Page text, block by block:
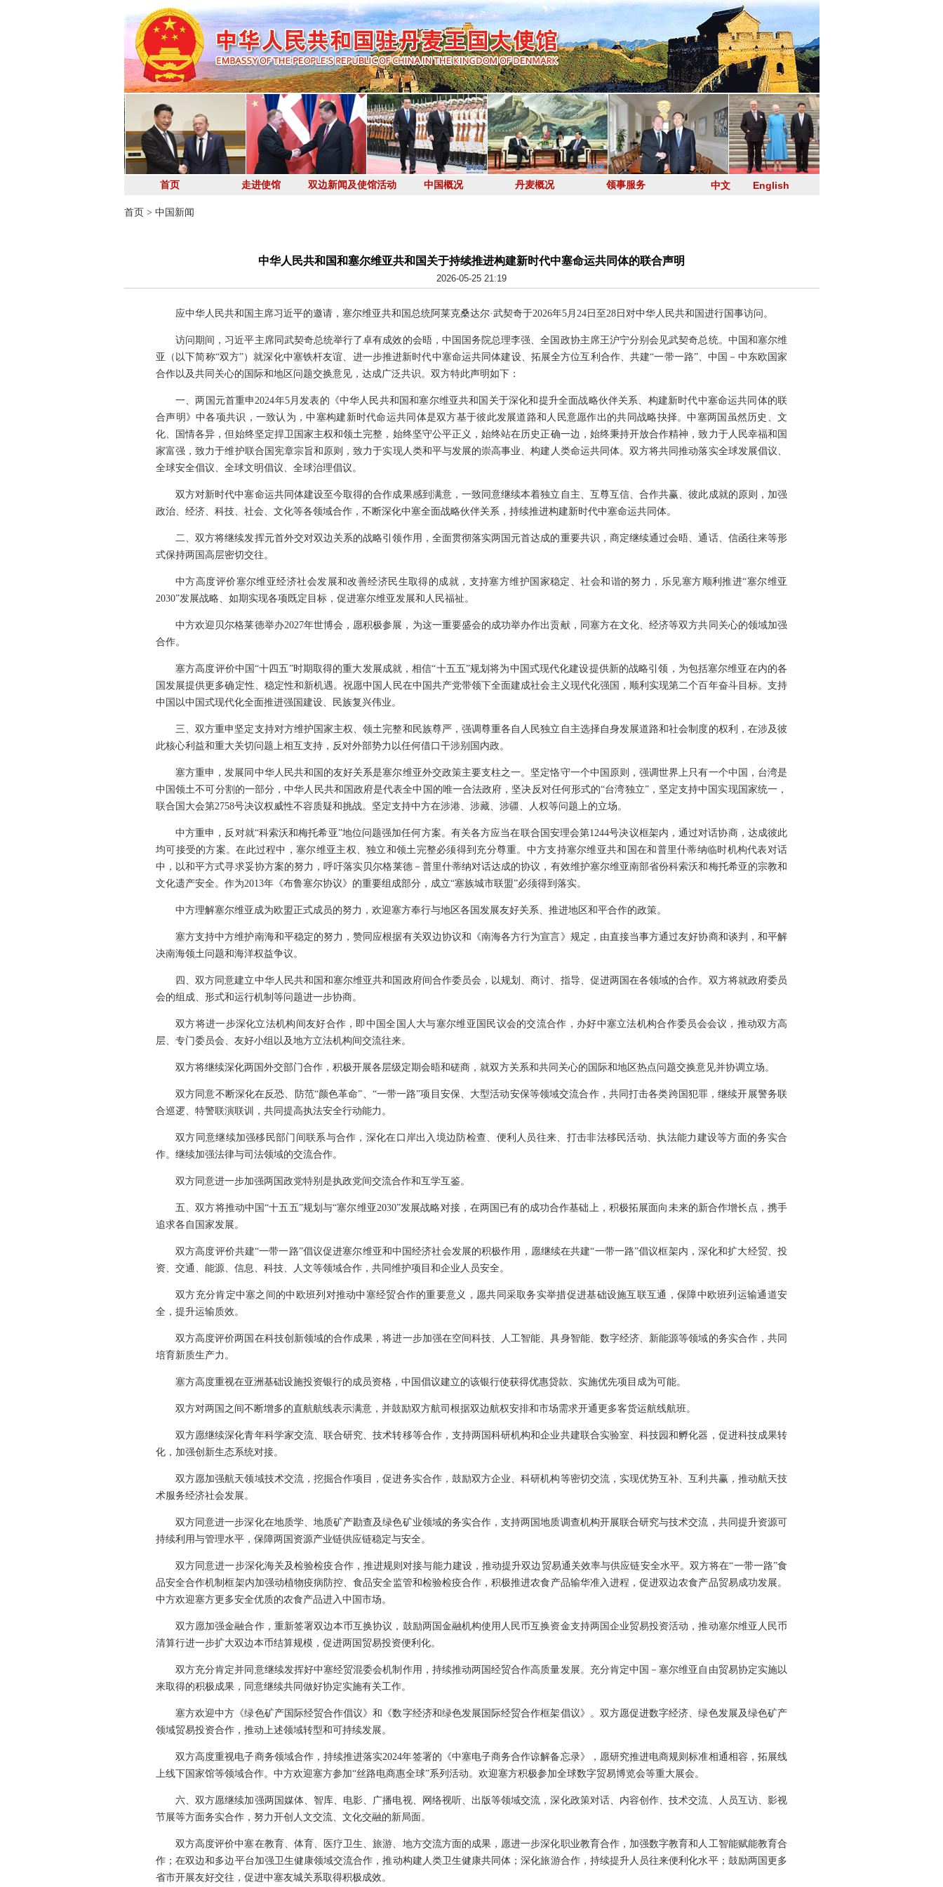
首页 走进使馆 双边新闻及使馆活动 中国概况 丹麦概况 领事服务 中文 English
首页 > 中国新闻
中华人民共和国和塞尔维亚共和国关于持续推进构建新时代中塞命运共同体的联合声明
2026-05-25 21:19
应中华人民共和国主席习近平的邀请，塞尔维亚共和国总统阿莱克桑达尔·武契奇于2026年5月24日至28日对中华人民共和国进行国事访问。
访问期间，习近平主席同武契奇总统举行了卓有成效的会晤，中国国务院总理李强、全国政协主席王沪宁分别会见武契奇总统。中国和塞尔维
亚（以下简称“双方”）就深化中塞铁杆友谊、进一步推进新时代中塞命运共同体建设、拓展全方位互利合作、共建“一带一路”、中国－中东欧国家
合作以及共同关心的国际和地区问题交换意见，达成广泛共识。双方特此声明如下：
一、两国元首重申2024年5月发表的《中华人民共和国和塞尔维亚共和国关于深化和提升全面战略伙伴关系、构建新时代中塞命运共同体的联
合声明》中各项共识，一致认为，中塞构建新时代命运共同体是双方基于彼此发展道路和人民意愿作出的共同战略抉择。中塞两国虽然历史、文
化、国情各异，但始终坚定捍卫国家主权和领土完整，始终坚守公平正义，始终站在历史正确一边，始终秉持开放合作精神，致力于人民幸福和国
家富强，致力于维护联合国宪章宗旨和原则，致力于实现人类和平与发展的崇高事业、构建人类命运共同体。双方将共同推动落实全球发展倡议、
全球安全倡议、全球文明倡议、全球治理倡议。
双方对新时代中塞命运共同体建设至今取得的合作成果感到满意，一致同意继续本着独立自主、互尊互信、合作共赢、彼此成就的原则，加强
政治、经济、科技、社会、文化等各领域合作，不断深化中塞全面战略伙伴关系，持续推进构建新时代中塞命运共同体。
二、双方将继续发挥元首外交对双边关系的战略引领作用，全面贯彻落实两国元首达成的重要共识，商定继续通过会晤、通话、信函往来等形
式保持两国高层密切交往。
中方高度评价塞尔维亚经济社会发展和改善经济民生取得的成就，支持塞方维护国家稳定、社会和谐的努力，乐见塞方顺利推进“塞尔维亚
2030”发展战略、如期实现各项既定目标，促进塞尔维亚发展和人民福祉。
中方欢迎贝尔格莱德举办2027年世博会，愿积极参展，为这一重要盛会的成功举办作出贡献，同塞方在文化、经济等双方共同关心的领域加强
合作。
塞方高度评价中国“十四五”时期取得的重大发展成就，相信“十五五”规划将为中国式现代化建设提供新的战略引领，为包括塞尔维亚在内的各
国发展提供更多确定性、稳定性和新机遇。祝愿中国人民在中国共产党带领下全面建成社会主义现代化强国，顺利实现第二个百年奋斗目标。支持
中国以中国式现代化全面推进强国建设、民族复兴伟业。
三、双方重申坚定支持对方维护国家主权、领土完整和民族尊严，强调尊重各自人民独立自主选择自身发展道路和社会制度的权利，在涉及彼
此核心利益和重大关切问题上相互支持，反对外部势力以任何借口干涉别国内政。
塞方重申，发展同中华人民共和国的友好关系是塞尔维亚外交政策主要支柱之一。坚定恪守一个中国原则，强调世界上只有一个中国，台湾是
中国领土不可分割的一部分，中华人民共和国政府是代表全中国的唯一合法政府，坚决反对任何形式的“台湾独立”，坚定支持中国实现国家统一，
联合国大会第2758号决议权威性不容质疑和挑战。坚定支持中方在涉港、涉藏、涉疆、人权等问题上的立场。
中方重申，反对就“科索沃和梅托希亚”地位问题强加任何方案。有关各方应当在联合国安理会第1244号决议框架内，通过对话协商，达成彼此
均可接受的方案。在此过程中，塞尔维亚主权、独立和领土完整必须得到充分尊重。中方支持塞尔维亚共和国在和普里什蒂纳临时机构代表对话
中，以和平方式寻求妥协方案的努力，呼吁落实贝尔格莱德－普里什蒂纳对话达成的协议，有效维护塞尔维亚南部省份科索沃和梅托希亚的宗教和
文化遗产安全。作为2013年《布鲁塞尔协议》的重要组成部分，成立“塞族城市联盟”必须得到落实。
中方理解塞尔维亚成为欧盟正式成员的努力，欢迎塞方奉行与地区各国发展友好关系、推进地区和平合作的政策。
塞方支持中方维护南海和平稳定的努力，赞同应根据有关双边协议和《南海各方行为宣言》规定，由直接当事方通过友好协商和谈判，和平解
决南海领土问题和海洋权益争议。
四、双方同意建立中华人民共和国和塞尔维亚共和国政府间合作委员会，以规划、商讨、指导、促进两国在各领域的合作。双方将就政府委员
会的组成、形式和运行机制等问题进一步协商。
双方将进一步深化立法机构间友好合作，即中国全国人大与塞尔维亚国民议会的交流合作，办好中塞立法机构合作委员会会议，推动双方高
层、专门委员会、友好小组以及地方立法机构间交流往来。
双方将继续深化两国外交部门合作，积极开展各层级定期会晤和磋商，就双方关系和共同关心的国际和地区热点问题交换意见并协调立场。
双方同意不断深化在反恐、防范“颜色革命”、“一带一路”项目安保、大型活动安保等领域交流合作，共同打击各类跨国犯罪，继续开展警务联
合巡逻、特警联演联训，共同提高执法安全行动能力。
双方同意继续加强移民部门间联系与合作，深化在口岸出入境边防检查、便利人员往来、打击非法移民活动、执法能力建设等方面的务实合
作。继续加强法律与司法领域的交流合作。
双方同意进一步加强两国政党特别是执政党间交流合作和互学互鉴。
五、双方将推动中国“十五五”规划与“塞尔维亚2030”发展战略对接，在两国已有的成功合作基础上，积极拓展面向未来的新合作增长点，携手
追求各自国家发展。
双方高度评价共建“一带一路”倡议促进塞尔维亚和中国经济社会发展的积极作用，愿继续在共建“一带一路”倡议框架内，深化和扩大经贸、投
资、交通、能源、信息、科技、人文等领域合作，共同维护项目和企业人员安全。
双方充分肯定中塞之间的中欧班列对推动中塞经贸合作的重要意义，愿共同采取务实举措促进基础设施互联互通，保障中欧班列运输通道安
全，提升运输质效。
双方高度评价两国在科技创新领域的合作成果，将进一步加强在空间科技、人工智能、具身智能、数字经济、新能源等领域的务实合作，共同
培育新质生产力。
塞方高度重视在亚洲基础设施投资银行的成员资格，中国倡议建立的该银行使获得优惠贷款、实施优先项目成为可能。
双方对两国之间不断增多的直航航线表示满意，并鼓励双方航司根据双边航权安排和市场需求开通更多客货运航线航班。
双方愿继续深化青年科学家交流、联合研究、技术转移等合作，支持两国科研机构和企业共建联合实验室、科技园和孵化器，促进科技成果转
化，加强创新生态系统对接。
双方愿加强航天领域技术交流，挖掘合作项目，促进务实合作，鼓励双方企业、科研机构等密切交流，实现优势互补、互利共赢，推动航天技
术服务经济社会发展。
双方同意进一步深化在地质学、地质矿产勘查及绿色矿业领域的务实合作，支持两国地质调查机构开展联合研究与技术交流，共同提升资源可
持续利用与管理水平，保障两国资源产业链供应链稳定与安全。
双方同意进一步深化海关及检验检疫合作，推进规则对接与能力建设，推动提升双边贸易通关效率与供应链安全水平。双方将在“一带一路”食
品安全合作机制框架内加强动植物疫病防控、食品安全监管和检验检疫合作，积极推进农食产品输华准入进程，促进双边农食产品贸易成功发展。
中方欢迎塞方更多安全优质的农食产品进入中国市场。
双方愿加强金融合作，重新签署双边本币互换协议，鼓励两国金融机构使用人民币互换资金支持两国企业贸易投资活动，推动塞尔维亚人民币
清算行进一步扩大双边本币结算规模，促进两国贸易投资便利化。
双方充分肯定并同意继续发挥好中塞经贸混委会机制作用，持续推动两国经贸合作高质量发展。充分肯定中国－塞尔维亚自由贸易协定实施以
来取得的积极成果，同意继续共同做好协定实施有关工作。
塞方欢迎中方《绿色矿产国际经贸合作倡议》和《数字经济和绿色发展国际经贸合作框架倡议》。双方愿促进数字经济、绿色发展及绿色矿产
领域贸易投资合作，推动上述领域转型和可持续发展。
双方高度重视电子商务领域合作，持续推进落实2024年签署的《中塞电子商务合作谅解备忘录》，愿研究推进电商规则标准相通相容，拓展线
上线下国家馆等领域合作。中方欢迎塞方参加“丝路电商惠全球”系列活动。欢迎塞方积极参加全球数字贸易博览会等重大展会。
六、双方愿继续加强两国媒体、智库、电影、广播电视、网络视听、出版等领域交流，深化政策对话、内容创作、技术交流、人员互访、影视
节展等方面务实合作，努力开创人文交流、文化交融的新局面。
双方高度评价中塞在教育、体育、医疗卫生、旅游、地方交流方面的成果，愿进一步深化职业教育合作，加强数字教育和人工智能赋能教育合
作；在双边和多边平台加强卫生健康领域交流合作，推动构建人类卫生健康共同体；深化旅游合作，持续提升人员往来便利化水平；鼓励两国更多
省市开展友好交往，促进中塞友城关系取得积极成效。